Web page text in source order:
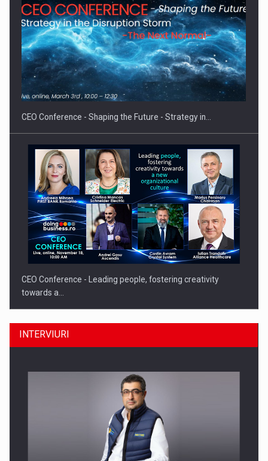
Proteinmaxxing and the Future of Protein Demand
CEO Conference - Shaping the Future - Strategy in…
CEO Conference - Leading people, fostering creativity
towards a…
CEO Conference - Shaping The Future - Technology and…
INTERVIURI